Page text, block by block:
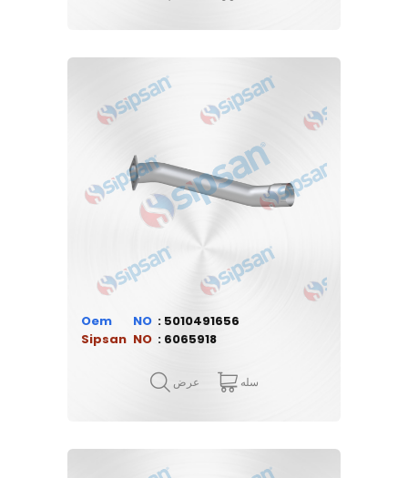
Oem
5010491656
Sipsan
6065918
عرض سله